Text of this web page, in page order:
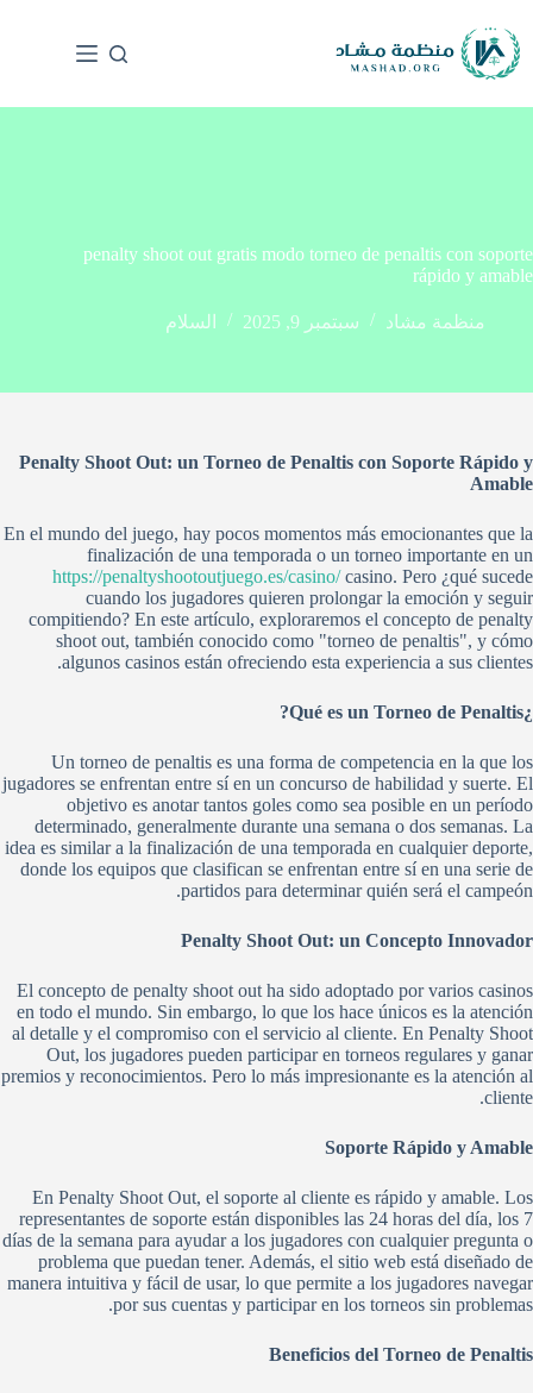
penalty shoot out gratis modo torneo de penaltis con soporte
rápido y amable
منظمة مشاد سبتمبر 9, 2025 السلام
Penalty Shoot Out: un Torneo de Penaltis con Soporte Rápido y
Amable
En el mundo del juego, hay pocos momentos más emocionantes que la
finalización de una temporada o un torneo importante en un
https://penaltyshootoutjuego.es/casino/casino. Pero ¿qué sucede
cuando los jugadores quieren prolongar la emoción y seguir
compitiendo? En este artículo, exploraremos el concepto de penalty
shoot out, también conocido como "torneo de penaltis", y cómo
algunos casinos están ofreciendo esta experiencia a sus clientes.
¿Qué es un Torneo de Penaltis?
Un torneo de penaltis es una forma de competencia en la que los
jugadores se enfrentan entre sí en un concurso de habilidad y suerte. El
objetivo es anotar tantos goles como sea posible en un período
determinado, generalmente durante una semana o dos semanas. La
idea es similar a la finalización de una temporada en cualquier deporte,
donde los equipos que clasifican se enfrentan entre sí en una serie de
partidos para determinar quién será el campeón.
Penalty Shoot Out: un Concepto Innovador
El concepto de penalty shoot out ha sido adoptado por varios casinos
en todo el mundo. Sin embargo, lo que los hace únicos es la atención
al detalle y el compromiso con el servicio al cliente. En Penalty Shoot
Out, los jugadores pueden participar en torneos regulares y ganar
premios y reconocimientos. Pero lo más impresionante es la atención al
cliente.
Soporte Rápido y Amable
En Penalty Shoot Out, el soporte al cliente es rápido y amable. Los
representantes de soporte están disponibles las 24 horas del día, los 7
días de la semana para ayudar a los jugadores con cualquier pregunta o
problema que puedan tener. Además, el sitio web está diseñado de
manera intuitiva y fácil de usar, lo que permite a los jugadores navegar
por sus cuentas y participar en los torneos sin problemas.
Beneficios del Torneo de Penaltis